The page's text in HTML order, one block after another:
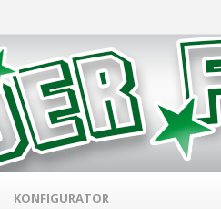
KONFIGURATOR